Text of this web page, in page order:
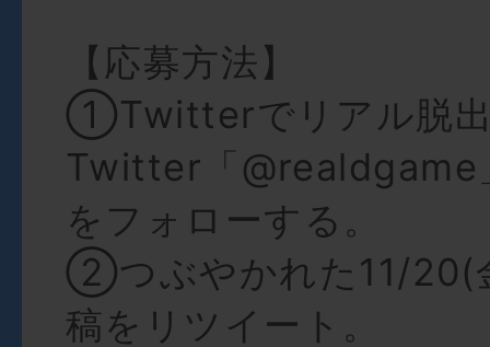
【応募方法】
①Twitterでリアル脱出
Twitter「@realdgame
をフォローする。
②つぶやかれた11/20(
稿をリツイート。